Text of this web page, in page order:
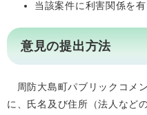
当該案件に利害関係を
意見の提出方法
周防大島町パブリックコメ
に、氏名及び住所（法人など